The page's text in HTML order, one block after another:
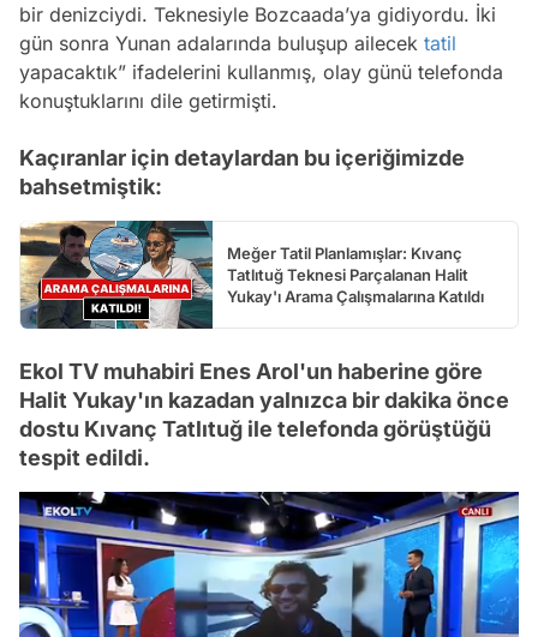
bir denizciydi. Teknesiyle Bozcaada’ya gidiyordu. İki
gün sonra Yunan adalarında buluşup ailecek tatil
yapacaktık” ifadelerini kullanmış, olay günü telefonda
konuştuklarını dile getirmişti.
Kaçıranlar için detaylardan bu içeriğimizde
bahsetmiştik:
Meğer Tatil Planlamışlar: Kıvanç
Tatlıtuğ Teknesi Parçalanan Halit
Yukay'ı Arama Çalışmalarına Katıldı
Ekol TV muhabiri Enes Arol'un haberine göre
Halit Yukay'ın kazadan yalnızca bir dakika önce
dostu Kıvanç Tatlıtuğ ile telefonda görüştüğü
tespit edildi.